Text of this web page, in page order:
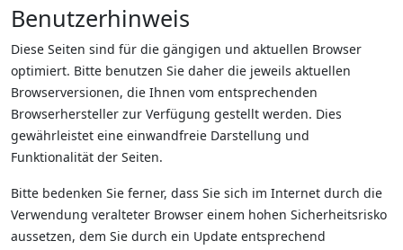
Benutzerhinweis
Diese Seiten sind für die gängigen und aktuellen Browser
optimiert. Bitte benutzen Sie daher die jeweils aktuellen
Browserversionen, die Ihnen vom entsprechenden
Browserhersteller zur Verfügung gestellt werden. Dies
gewährleistet eine einwandfreie Darstellung und
Funktionalität der Seiten.
Bitte bedenken Sie ferner, dass Sie sich im Internet durch die
Verwendung veralteter Browser einem hohen Sicherheitsrisko
aussetzen, dem Sie durch ein Update entsprechend